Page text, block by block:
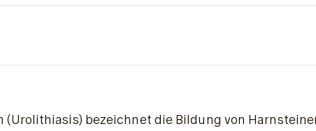
(Urolithiasis) bezeichnet die Bildung von